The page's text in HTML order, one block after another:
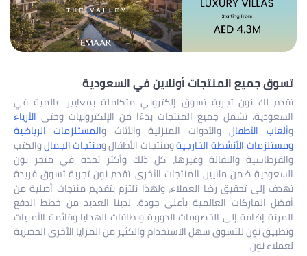
تسوق جميع المنتجات أونلاين في السعودية
تقدم لك نون تجربة تسوق إلكتروني متكاملة بمعايير عالمية في
السعودية. تشمل جميع المنتجات بدءًا من الإلكترونيات وحتى الأزياء
وألعاب الأطفال والأدوات المنزلية والأثاث والمستلزمات الرياضية
ومستلزمات الأنشطة الخارجيةومنتجات الأطفال ومنتجات الجمالوالكتب
والقرطاسية والبقالة وغيرها، كل ذلك وأكثر تجده في متجر نون
السعودية ضمن ملايين المنتجات الأخرى. تقدم نون تجربة تسوق فريدة
تهدف إلى تحقيق رضا العملاء، ولهذا نلتزم بتقديم منتجات أصلية من
أفضل الماركات العالمية بأعلى جودة. لدينا العديد من خطط الدفع
المرنة إضافة إلى الخصومات الدورية وبطاقات الهدايا وقائمة الأمنيات
وتطبيق نون للتسوق سهل الاستخدام والكثير من المزايا الأخرى الحصرية
لعملاء نون.